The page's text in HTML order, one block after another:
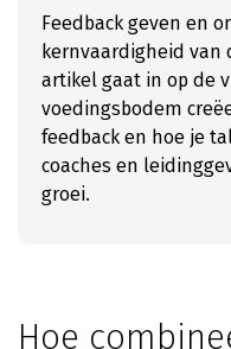
Feedback geven en
kernvaardigheid van
artikel gaat in op de
voedingsbodem
feedback en hoe je
coaches en
groei.
Hoe